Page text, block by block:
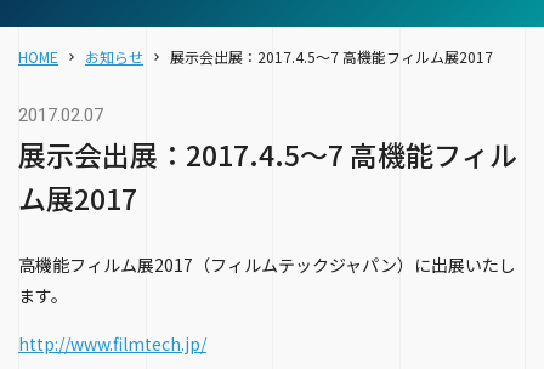
HOME お知らせ 展示会出展：2017.4.5～7 高機能フィルム展2017
2017.02.07
展示会出展：2017.4.5～7 高機能フィル
ム展2017
高機能フィルム展2017（フィルムテックジャパン）に出展いたし
ます。
http://www.filmtech.jp/